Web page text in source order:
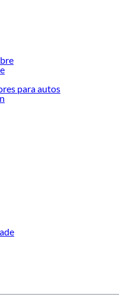
Piscinas Estructurales en
proyectos de renovación y
para autos